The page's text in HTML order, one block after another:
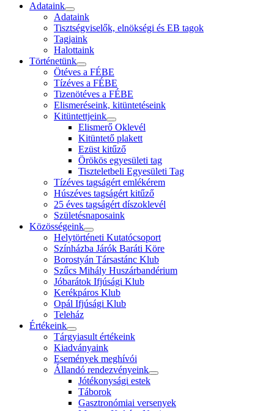
Adataink
Adataink
Tisztségviselők, elnökségi és EB tagok
Tagjaink
Halottaink
Történetünk
Ötéves a FÉBE
Tízéves a FÉBE
Tizenötéves a FÉBE
Elismeréseink, kitüntetéseink
Kitüntettjeink
Elismerő Oklevél
Kitüntető plakett
Ezüst kitűző
Örökös egyesületi tag
Tiszteletbeli Egyesületi Tag
Tízéves tagságért emlékérem
Húszéves tagságért kitűző
25 éves tagságért díszoklevél
Születésnaposaink
Közösségeink
Helytörténeti Kutatócsoport
Színházba Járók Baráti Köre
Borostyán Társastánc Klub
Szűcs Mihály Huszárbandérium
Jóbarátok Ifjúsági Klub
Kerékpáros Klub
Opál Ifjúsági Klub
Teleház
Értékeink
Tárgyiasult értékeink
Kiadványaink
Események meghívói
Állandó rendezvényeink
Jótékonysági estek
Táborok
Gasztronómiai versenyek